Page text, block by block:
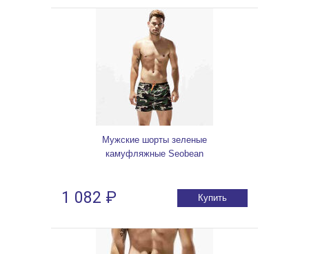
Мужские шорты зеленые
камуфляжные Seobean
1 082 ₽ Купить